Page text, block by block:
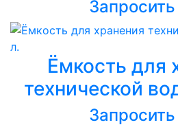
Ёмкость для
технической